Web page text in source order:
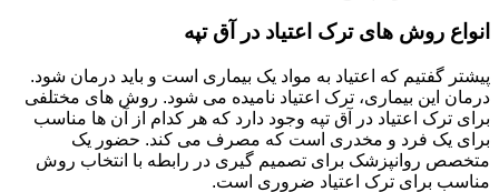
انواع روش های ترک اعتیاد در آق تپه
پیشتر گفتیم که اعتیاد به مواد یک بیماری است و باید درمان شود.
درمان این بیماری، ترک اعتیاد نامیده می شود. روش های مختلفی
برای ترک اعتیاد در آق تپه وجود دارد که هر کدام از آن ها مناسب
برای یک فرد و مخدری است که مصرف می کند. حضور یک
متخصص روانپزشک برای تصمیم گیری در رابطه با انتخاب روش
مناسب برای ترک اعتیاد ضروری است.